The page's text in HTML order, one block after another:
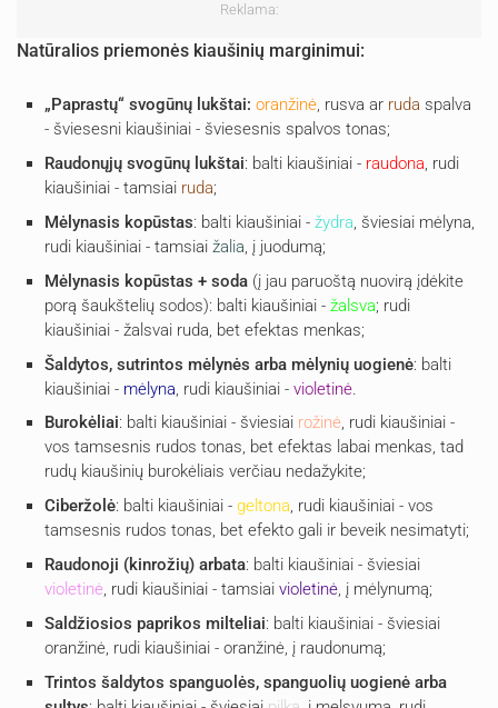
Reklama:
Natūralios priemonės kiaušinių marginimui:
„Paprastų“ svogūnų lukštai: oranžinė, rusva ar ruda spalva
- šviesesni kiaušiniai - šviesesnis spalvos tonas;
Raudonųjų svogūnų lukštai: balti kiaušiniai - raudona, rudi
kiaušiniai - tamsiai ruda;
Mėlynasis kopūstas: balti kiaušiniai - žydra, šviesiai mėlyna,
rudi kiaušiniai - tamsiai žalia, į juodumą;
Mėlynasis kopūstas + soda (į jau paruoštą nuovirą įdėkite
porą šaukštelių sodos): balti kiaušiniai - žalsva; rudi
kiaušiniai - žalsvai ruda, bet efektas menkas;
Šaldytos, sutrintos mėlynės arba mėlynių uogienė: balti
kiaušiniai - mėlyna, rudi kiaušiniai - violetinė.
Burokėliai: balti kiaušiniai - šviesiai rožinė, rudi kiaušiniai -
vos tamsesnis rudos tonas, bet efektas labai menkas, tad
rudų kiaušinių burokėliais verčiau nedažykite;
Ciberžolė: balti kiaušiniai - geltona, rudi kiaušiniai - vos
tamsesnis rudos tonas, bet efekto gali ir beveik nesimatyti;
Raudonoji (kinrožių) arbata: balti kiaušiniai - šviesiai
violetinė, rudi kiaušiniai - tamsiai violetinė, į mėlynumą;
Saldžiosios paprikos milteliai: balti kiaušiniai - šviesiai
oranžinė, rudi kiaušiniai - oranžinė, į raudonumą;
Trintos šaldytos spanguolės, spanguolių uogienė arba